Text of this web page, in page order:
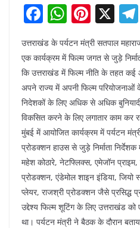
F
a
c
e
b
o
o
k
W
h
at
s
A
p
p
Pi
nt
er
e
st
X
उत्तराखंड के पर्यटन मंत्री सतपाल
एक कार्यक्रम में फिल्म जगत से जुड़े
कि उत्तराखंड में फिल्म नीति के तहत कई
अपने राज्य में अपनी फिल्म
निदेशकों के लिए अधिक से अधिक
विकसित करने के लिए लगातार काम कर
मुंबई में आयोजित कार्यक्रम में पर्यटन
प्रोडक्शन हाउस से जुड़े निर्माता
महेश कोठारे, नेटफ्लिक्स, एमेजॉन प्राइम,
प्रोडक्शन, एंडेमोल शाइन इंडिया, जियो
प्लेयर, राजश्री प्रोडक्शन जैसे
उद्देश्य फिल्म शूटिंग के लिए उत्तराखंड
था। पर्यटन मंत्री ने बैठक के दौरान